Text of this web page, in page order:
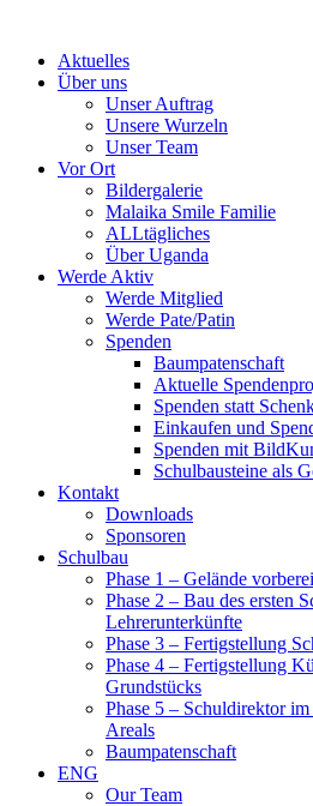
contentAktuelles
Über uns
Unser Auftrag
Unsere Wurzeln
Unser Team
Vor Ort
Bildergalerie
Malaika Smile Familie
ALLtägliches
Über Uganda
Werde Aktiv
Werde Mitglied
Werde Pate/Patin
Spenden
Baumpatenschaft
Aktuelle
Spenden statt
Einkaufen und
Spenden mit
Schulbausteine als
Kontakt
Downloads
Sponsoren
Schulbau
Phase 1 – Gelände
Phase 2 – Bau des ersten
Lehrerunterkünfte
Phase 3 – Fertigstellung
Phase 4 – Fertigstellung
Grundstücks
Phase 5 – Schuldirektor
Areals
Baumpatenschaft
ENG
Our Team